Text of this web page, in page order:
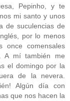
Pepinho, y te
mi santo y unos
de suculencias de
por lo menos
once comensales
A mí también me
el domingo por la
de la nevera.
Algún día con
que nos hacen la